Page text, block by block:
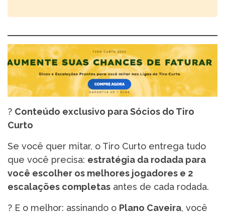
? Conteúdo exclusivo para Sócios do Tiro
Curto
Se você quer mitar, o Tiro Curto entrega tudo
que você precisa: estratégia da rodada para
você escolher os melhores jogadores e 2
escalações completas antes de cada rodada.
? E o melhor: assinando o Plano Caveira, você